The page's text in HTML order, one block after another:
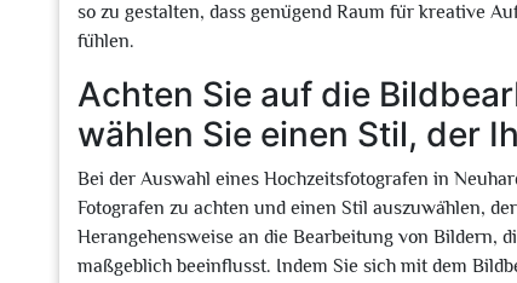
so zu gestalten, dass genügend Raum für kreative
fühlen.
Achten Sie auf die
wählen Sie einen Stil, der
Bei der Auswahl eines Hochzeitsfotografen in
Fotografen zu achten und einen Stil auszuwählen,
Herangehensweise an die Bearbeitung von Bildern,
maßgeblich beeinflusst. Indem Sie sich mit dem